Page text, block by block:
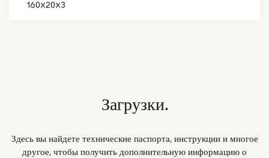
160x20x3
Загрузки.
Здесь вы найдете технические паспорта, инструкции и многое
другое, чтобы получить дополнительную информацию о